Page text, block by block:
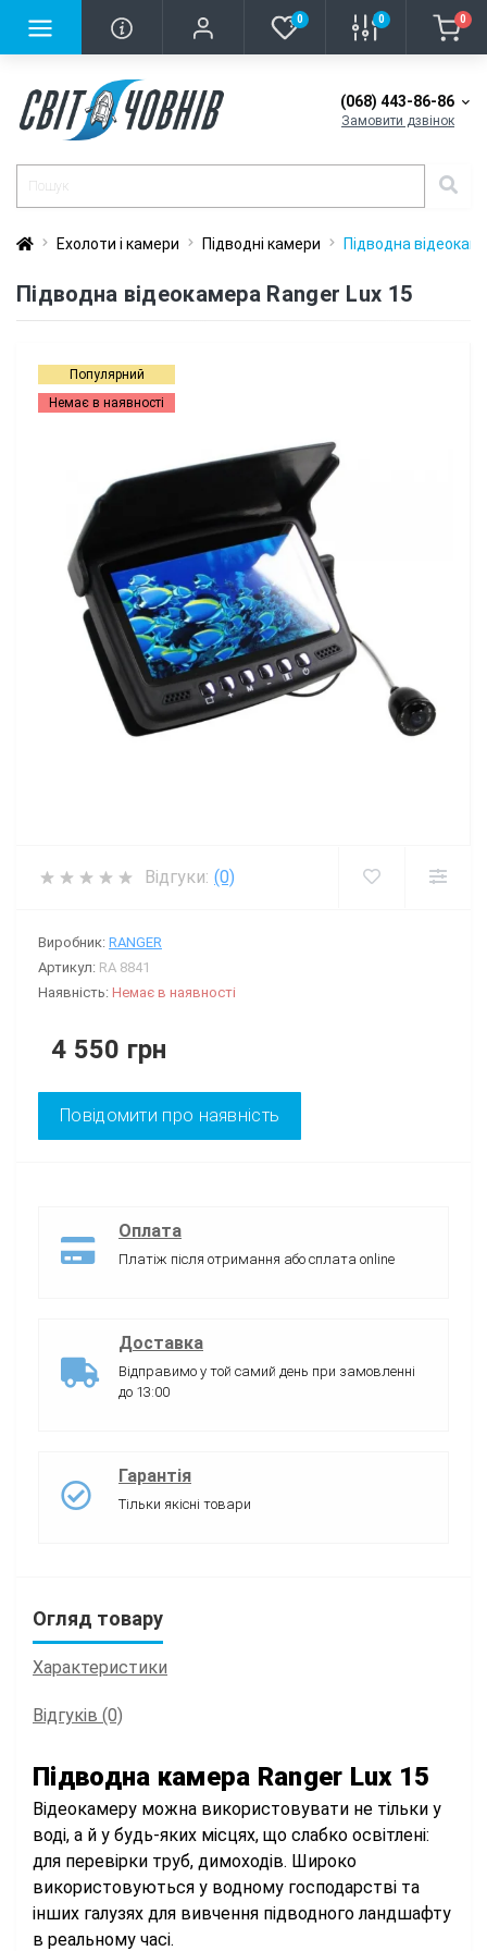
0 0 0
(068) 443-86-86
Замовити дзвінок
Ехолоти і камери Підводні камери Підводна
Підводна відеокамера Ranger Lux 15
Популярний
Немає в наявності
Відгуки: (0)
Виробник: RANGER
Артикул: RA 8841
Наявність: Немає в наявності
4 550 грн
Повідомити про наявність
Оплата
Платіж після отримання або сплата online
Доставка
Відправимо у той самий день при замовленні
до 13:00
Гарантія
Тільки якісні товари
Огляд товару
Характеристики
Відгуків (0)
Підводна камера Ranger Lux 15
Відеокамеру можна використовувати не тільки у
воді, а й у будь-яких місцях, що слабко освітлені:
для перевірки труб, димоходів. Широко
використовуються у водному господарстві та
інших галузях для вивчення підводного ландшафту
в реальному часі.